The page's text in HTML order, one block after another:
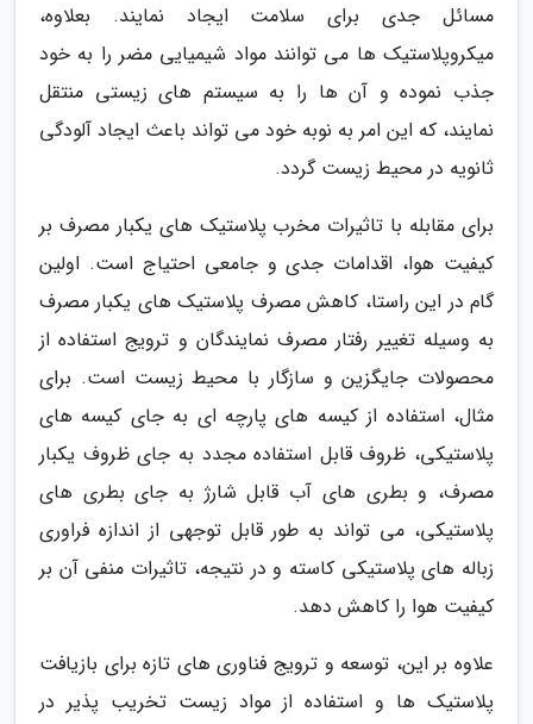
مسائل جدی برای سلامت ایجاد نمایند. بعلاوه،
میکروپلاستیک ها می توانند مواد شیمیایی مضر را به خود
جذب نموده و آن ها را به سیستم های زیستی منتقل
نمایند، که این امر به نوبه خود می تواند باعث ایجاد آلودگی
ثانویه در محیط زیست گردد.
برای مقابله با تاثیرات مخرب پلاستیک های یکبار مصرف بر
کیفیت هوا، اقدامات جدی و جامعی احتیاج است. اولین
گام در این راستا، کاهش مصرف پلاستیک های یکبار مصرف
به وسیله تغییر رفتار مصرف نمایندگان و ترویج استفاده از
محصولات جایگزین و سازگار با محیط زیست است. برای
مثال، استفاده از کیسه های پارچه ای به جای کیسه های
پلاستیکی، ظروف قابل استفاده مجدد به جای ظروف یکبار
مصرف، و بطری های آب قابل شارژ به جای بطری های
پلاستیکی، می تواند به طور قابل توجهی از اندازه فراوری
زباله های پلاستیکی کاسته و در نتیجه، تاثیرات منفی آن بر
کیفیت هوا را کاهش دهد.
علاوه بر این، توسعه و ترویج فناوری های تازه برای بازیافت
پلاستیک ها و استفاده از مواد زیست تخریب پذیر در